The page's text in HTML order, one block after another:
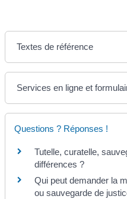
Textes de référence
Services en ligne et
Questions ? Réponses !
Tutelle, curatelle,
différences ?
Qui peut demander la
ou sauvegarde de